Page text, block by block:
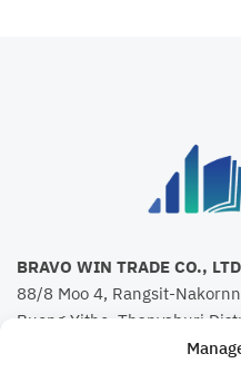
BRAVO WIN TRADE CO.,
88/8 Moo 4, Rangsit-
Bueng Yitho, Thanyaburi